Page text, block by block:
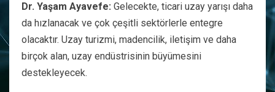
Dr. Yaşam Ayavefe: Gelecekte, ticari uzay yarışı daha
da hızlanacak ve çok çeşitli sektörlerle entegre
olacaktır. Uzay turizmi, madencilik, iletişim ve daha
birçok alan, uzay endüstrisinin büyümesini
destekleyecek.